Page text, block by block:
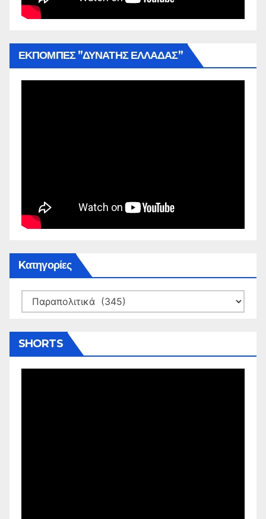
ΕΚΠΟΜΠΕΣ ”ΔΥΝΑΤΗΣ ΕΛΛΑΔΑΣ”
Kατηγορίες
Kατηγορίες
SHORTS